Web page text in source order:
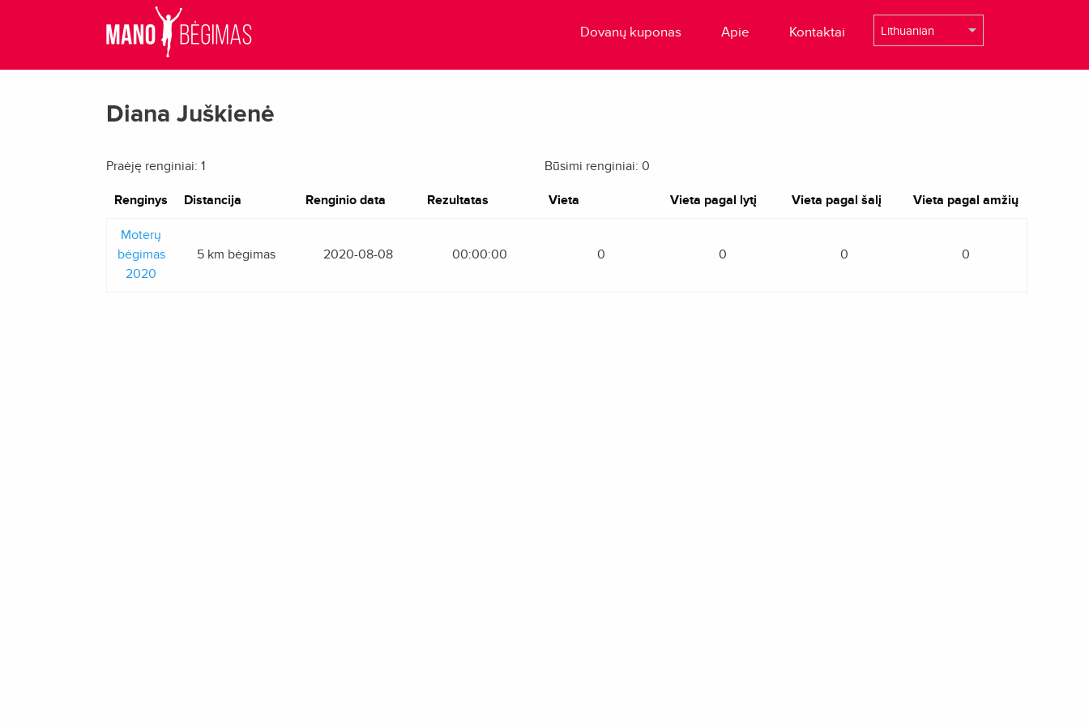
Dovanų kuponas Apie Kontaktai
Diana Juškienė
Praėję renginiai: 1 Būsimi renginiai: 0
Renginys Distancija Renginio data Rezultatas Vieta Vieta pagal lytį Vieta pagal šalį Vieta pagal amžių
Moterų
bėgimas
2020
5 km bėgimas 2020-08-08 00:00:00 0 0 0 0